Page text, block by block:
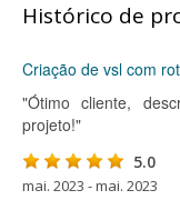
Histórico de
Criação de vsl com
"Ótimo cliente,
projeto!"
5.0
mai. 2023 - mai. 2023